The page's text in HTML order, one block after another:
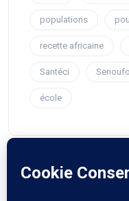
populations
recette africaine
Santéci Senoufo
école